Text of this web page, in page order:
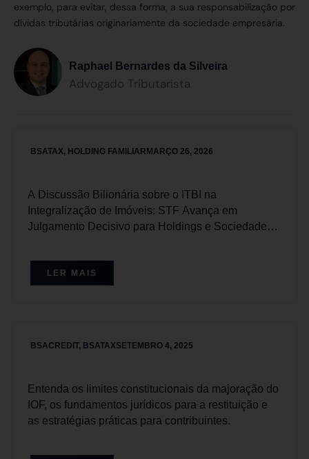
exemplo, para evitar, dessa forma, a sua responsabilização por
dívidas tributárias originariamente da sociedade empresária.
Raphael Bernardes da Silveira
Advogado Tributarista
BSATAX, HOLDING FAMILIAR MARÇO 26, 2026
A Discussão Bilionária sobre o ITBI na
Integralização de Imóveis: STF Avança em
Julgamento Decisivo para Holdings e Sociedades
Contribuintes
LER MAIS
BSACREDIT, BSATAXSETEMBRO 4, 2025
Entenda os limites constitucionais da majoração do
IOF, os fundamentos jurídicos para a restituição e
as estratégias práticas para contribuintes.